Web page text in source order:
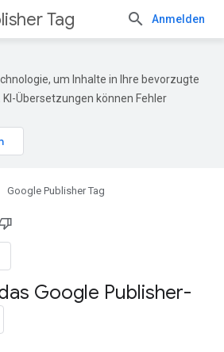
Tag Anmelden
um Inhalte in Ihre bevorzugte
Übersetzungen können Fehler
Google Publisher Tag
Google Publisher-